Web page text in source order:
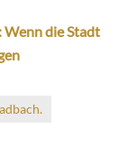
die Stadt